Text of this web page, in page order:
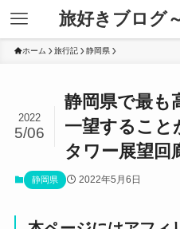
旅好きブログ
ホーム 旅行記 静岡県
静岡県で最
一望すること
タワー展望回
2022
5/06
静岡県 2022年5月6日